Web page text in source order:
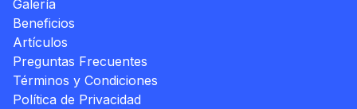
Galería
Beneficios
Artículos
Preguntas Frecuentes
Términos y Condiciones
Política de Privacidad